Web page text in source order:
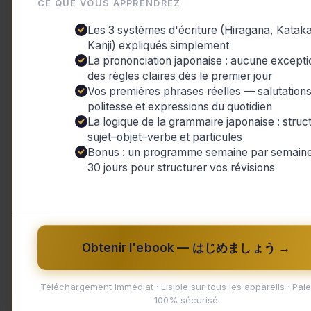
CE QUE VOUS APPRENDREZ
Les 3 systèmes d'écriture (Hiragana,
Kanji) expliqués simplement
La prononciation japonaise : aucune
des règles claires dès le premier jour
Vos premières phrases réelles —
politesse et expressions du quotidien
La logique de la grammaire japonaise :
sujet–objet–verbe et particules
Bonus : un programme semaine par
30 jours pour structurer vos révisions
Obtenir l'ebook — はじめましょう →
Téléchargement immédiat · Lisible sur tous les appareils ·
100% sécurisé
Actualités du Japon ,Culture et Traditions ,
Vie Quotidienne au Japon,Voyage et
Découverte
Actualités du Japon,Culture et Traditions,Vie
Quotidienne au Japon
, Voyage et Découverte/
yuki/12 février 2024/alimentation ,animaux,
interaction,Japon,légende,mystère,nara,
nature,parc,Respect,sanctuaire,symbole,